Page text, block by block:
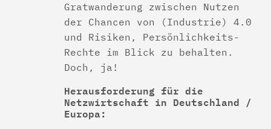
Gratwanderung zwischen Nutzen
der Chancen von (Industrie) 4.0
und Risiken, Persönlichkeits-
Rechte im Blick zu behalten.
Doch, ja!
Herausforderung für die
Netzwirtschaft in Deutschland /
Europa: